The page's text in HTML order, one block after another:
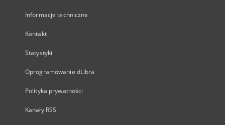
Informacje techniczne
Kontakt
Statystyki
Oprogramowanie dLibra
Polityka prywatności
Kanały RSS